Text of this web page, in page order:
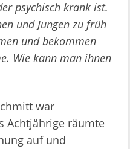
psychisch krank ist.
und Jungen zu früh
und bekommen
Wie kann man ihnen
war
Achtjährige räumte
auf und